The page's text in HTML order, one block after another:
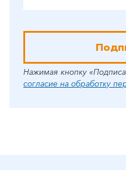
Нажимая кнопку
согласие на обработку